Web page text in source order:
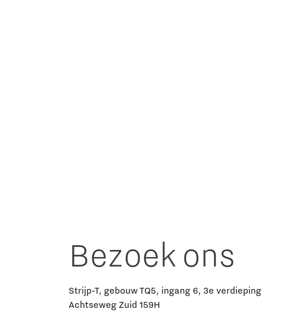
Bezoek ons
Strijp-T, gebouw TQ5, ingang 6, 3e verdieping
Achtseweg Zuid 159H